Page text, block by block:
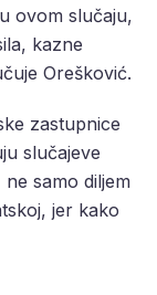
ovom slučaju,
kazne
Orešković.
zastupnice
slučajeve
samo diljem
jer kako